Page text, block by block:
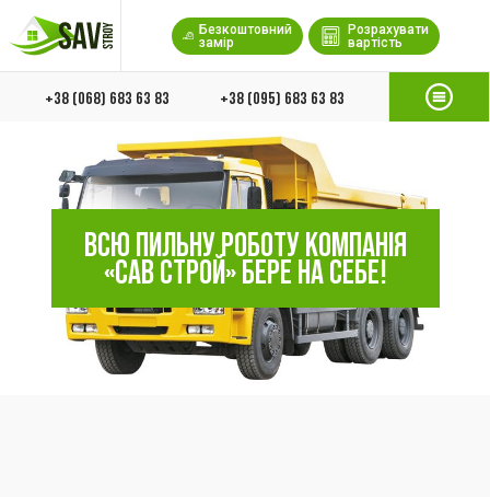
Безкоштовний
замір
Розрахувати
вартість
+38 (068) 683 63 83 +38 (095) 683 63 83
ВСЮ ПИЛЬНУ РОБОТУ КОМПАНІЯ
«САВ СТРОЙ» БЕРЕ НА СЕБЕ!